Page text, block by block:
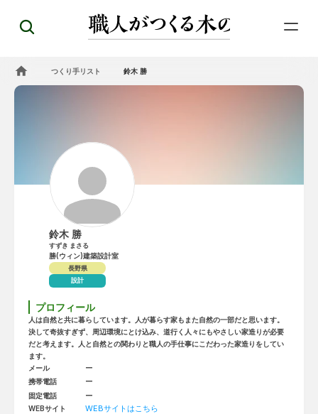
つくり手リスト 鈴木 勝
鈴木 勝
すずき まさる
勝(ウィン)建築設計室
長野県
設計
プロフィール
人は自然と共に暮らしています。人が暮らす家もまた自然の一部だと思います。
決して奇抜すぎず、周辺環境にとけ込み、道行く人々にもやさしい家造りが必要
だと考えます。人と自然との関わりと職人の手仕事にこだわった家造りをしてい
ます。
メール
ー
携帯電話 ー
固定電話 ー
WEBサイト WEBサイトはこちら